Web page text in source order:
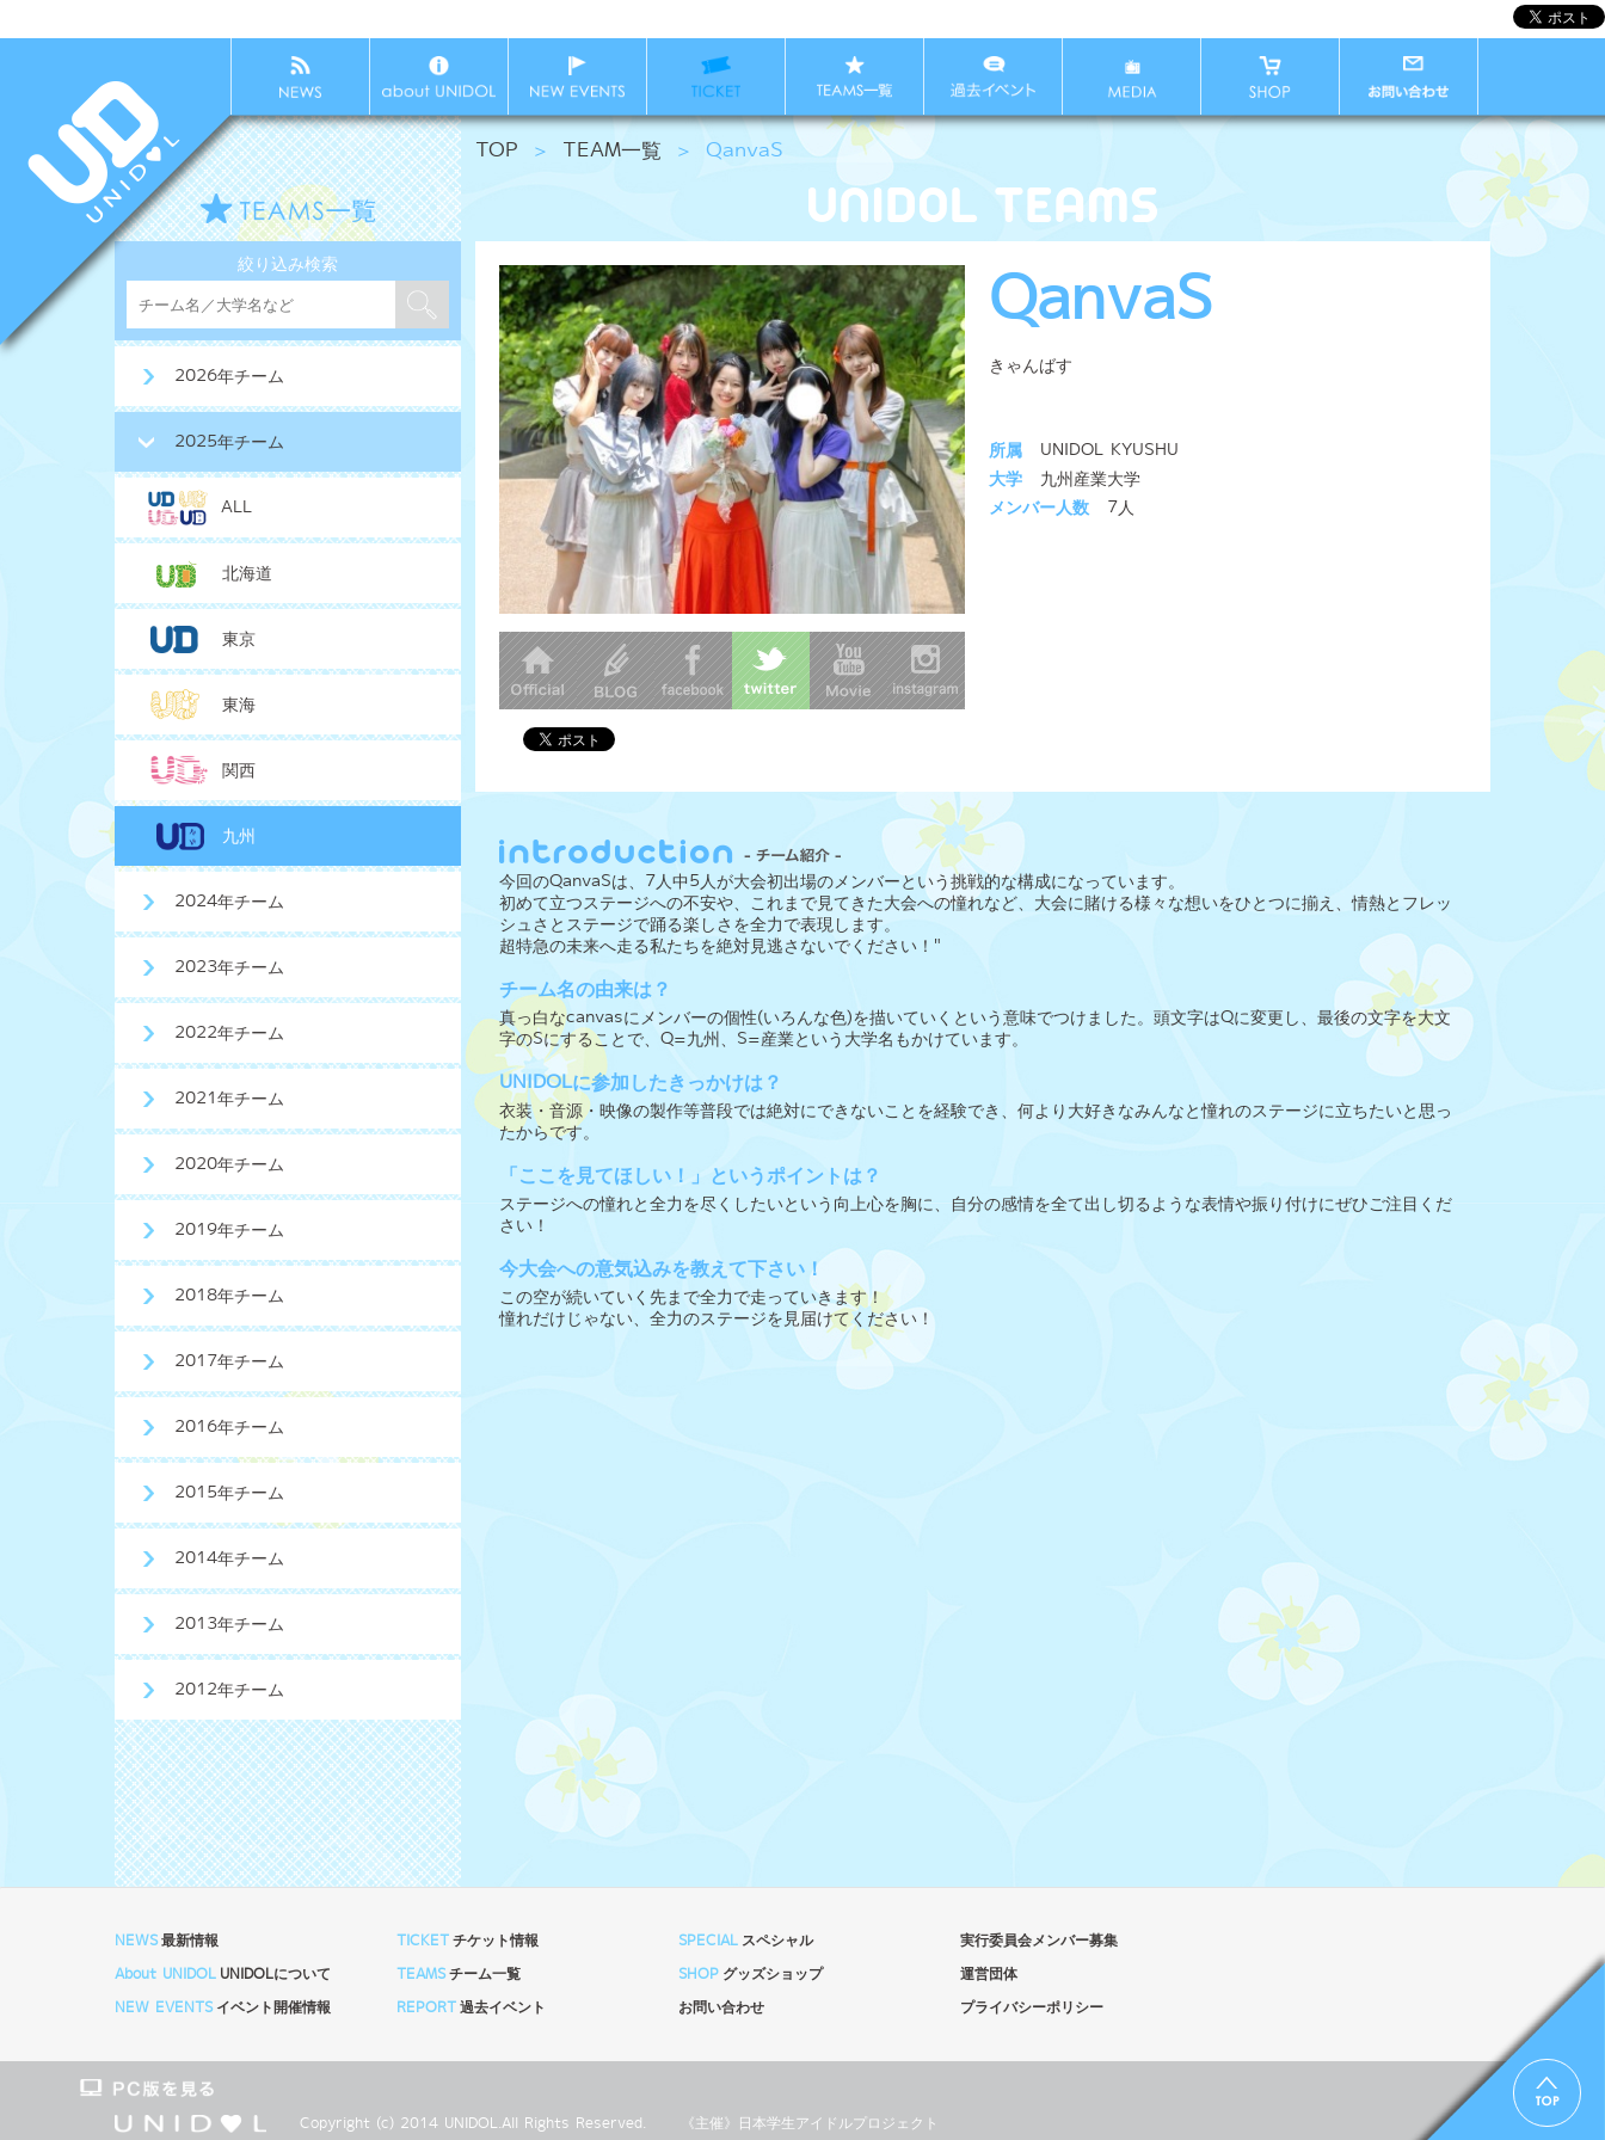
絞り込み検索
2026年チーム
2025年チーム
ALL
北海道
東京
東海
関西
九州
2024年チーム
2023年チーム
2022年チーム
2021年チーム
2020年チーム
2019年チーム
2018年チーム
2017年チーム
2016年チーム
2015年チーム
2014年チーム
2013年チーム
2012年チーム
TOP ＞ TEAM一覧 ＞ QanvaS
QanvaS
きゃんばす
所属
UNIDOL KYUSHU
大学
九州産業大学
メンバー人数
7人
今回のQanvaSは、7人中5人が大会初出場のメンバーという挑戦的な構成になっています。
初めて立つステージへの不安や、これまで見てきた大会への憧れなど、大会に賭ける様々な想いをひとつに揃え、情熱とフレッ
シュさとステージで踊る楽しさを全力で表現します。
超特急の未来へ走る私たちを絶対見逃さないでください！"
チーム名の由来は？
真っ白なcanvasにメンバーの個性(いろんな色)を描いていくという意味でつけました。頭文字はQに変更し、最後の文字を大文
字のSにすることで、Q=九州、S=産業という大学名もかけています。
UNIDOLに参加したきっかけは？
衣装・音源・映像の製作等普段では絶対にできないことを経験でき、何より大好きなみんなと憧れのステージに立ちたいと思っ
たからです。
「ここを見てほしい！」というポイントは？
ステージへの憧れと全力を尽くしたいという向上心を胸に、自分の感情を全て出し切るような表情や振り付けにぜひご注目くだ
さい！
今大会への意気込みを教えて下さい！
この空が続いていく先まで全力で走っていきます！
憧れだけじゃない、全力のステージを見届けてください！
NEWS 最新情報
About UNIDOL UNIDOLについて
NEW EVENTS イベント開催情報
TICKET チケット情報
TEAMS チーム一覧
REPORT 過去イベント
SPECIAL スペシャル
SHOP グッズショップ
お問い合わせ
実行委員会メンバー募集
運営団体
プライバシーポリシー
Copyright (c) 2014 UNIDOL.All Rights Reserved. 《主催》⽇本学⽣アイドルプロジェクト